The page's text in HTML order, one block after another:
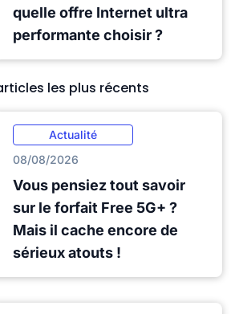
quelle offre Internet ultra
performante choisir ?
les plus récents
Actualité
08/08/2026
Vous pensiez tout savoir
sur le forfait Free 5G+ ?
Mais il cache encore de
sérieux atouts !